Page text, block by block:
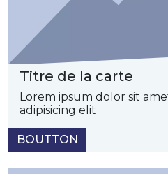
Titre de la carte
Lorem ipsum dolor sit
adipisicing elit
BOUTTON